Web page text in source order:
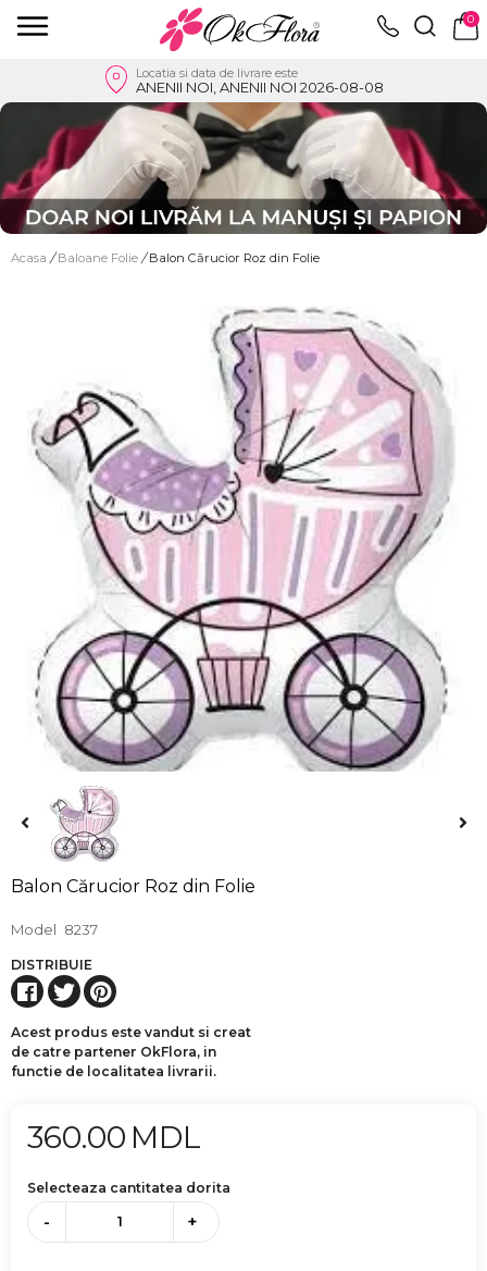
0
Locatia si data de livrare este
ANENII NOI, ANENII NOI 2026-08-08
Acasa / Baloane Folie / Balon Cărucior Roz din Folie
Balon Cărucior Roz din Folie
Model 8237
DISTRIBUIE
Acest produs este vandut si creat
de catre partener OkFlora, in
functie de localitatea livrarii.
360.00 MDL
Selecteaza cantitatea dorita
- +